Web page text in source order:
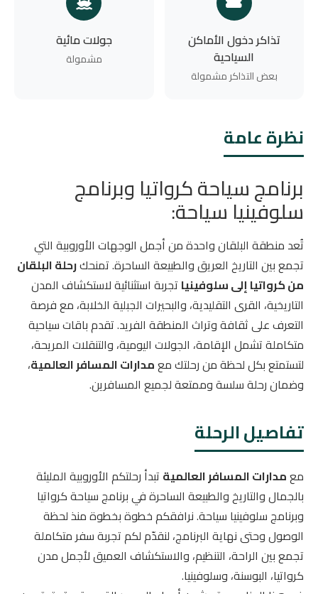
تذاكر دخول الأماكن
السياحية
بعض التذاكر مشمولة
جولات مائية
مشمولة
نظرة عامة
برنامج سياحة كرواتيا وبرنامج
سلوفينيا سياحة:
تُعد منطقة البلقان واحدة من أجمل الوجهات الأوروبية التي
تجمع بين التاريخ العريق والطبيعة الساحرة. تمنحكرحلة البلقان
من كرواتيا إلى سلوفينيا تجربة استثنائية لاستكشاف المدن
التاريخية، القرى التقليدية، والبحيرات الجبلية الخلابة، مع فرصة
التعرف على ثقافة وتراث المنطقة الفريد. تقدم باقات سياحية
متكاملة تشمل الإقامة، الجولات اليومية، والتنقلات المريحة،
لتستمتع بكل لحظة من رحلتك معمدارات المسافر العالمية،
وضمان رحلة سلسة وممتعة لجميع المسافرين.
تفاصيل الرحلة
معمدارات المسافر العالمية تبدأ رحلتكم الأوروبية المليئة
بالجمال والتاريخ والطبيعة الساحرة في برنامج سياحة كرواتيا
وبرنامج سلوفينيا سياحة. نرافقكم خطوة بخطوة منذ لحظة
الوصول وحتى نهاية البرنامج، لنقدّم لكم تجربة سفر متكاملة
تجمع بين الراحة، التنظيم، والاستكشاف العميق لأجمل مدن
كرواتيا، البوسنة، وسلوفينيا.